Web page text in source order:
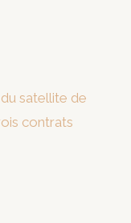
satellite de
contrats